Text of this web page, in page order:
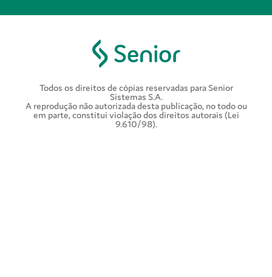
Todos os direitos de cópias reservadas para Senior
Sistemas S.A.
A reprodução não autorizada desta publicação, no todo ou
em parte, constitui violação dos direitos autorais (Lei
9.610/98).